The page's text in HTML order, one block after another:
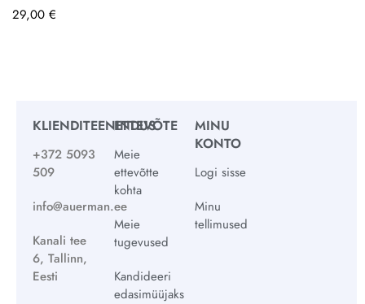
29,00 €
KLIENDITEENINDUS
+372 5093
509
info@auerman.ee
Kanali tee
6, Tallinn,
Eesti
ETTEVÕTE
Meie
ettevõtte
kohta
Meie
tugevused
Kandideeri
edasimüüjaks
MINU
KONTO
Logi sisse
Minu
tellimused